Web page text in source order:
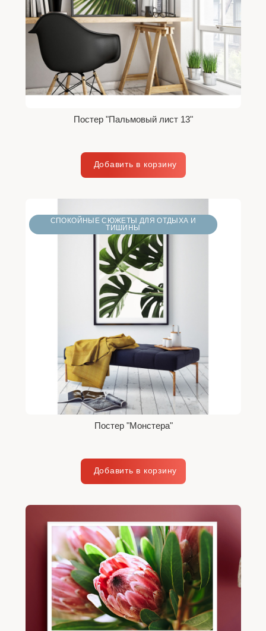
Постер "Пальмовый лист 13"
СПОКОЙНЫЕ СЮЖЕТЫ ДЛЯ ОТДЫХА И
ТИШИНЫ
Постер "Монстера"